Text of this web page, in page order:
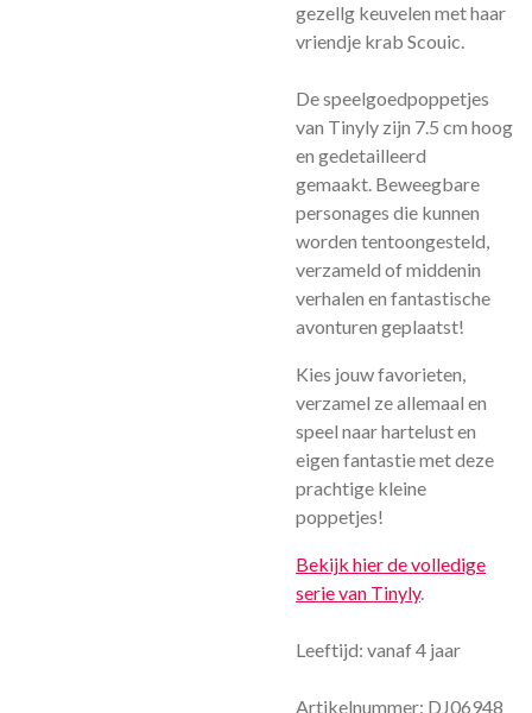
gezellg keuvelen met haar
vriendje krab Scouic.
De speelgoedpoppetjes
van Tinyly zijn 7.5 cm hoog
en gedetailleerd
gemaakt. Beweegbare
personages die kunnen
worden tentoongesteld,
verzameld of middenin
verhalen en fantastische
avonturen geplaatst!
Kies jouw favorieten,
verzamel ze allemaal en
speel naar hartelust en
eigen fantastie met deze
prachtige kleine
poppetjes!
Bekijk hier de volledige
serie van Tinyly.
Leeftijd: vanaf 4 jaar
Artikelnummer: DJ06948